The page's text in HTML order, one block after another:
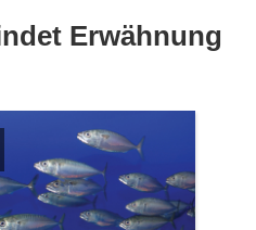
Erwähnung